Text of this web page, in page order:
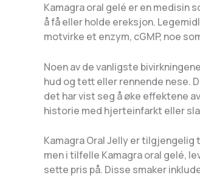
Kamagra oral gelé er en medisin
å få eller holde ereksjon.
motvirke et enzym, cGMP, noe
Noen av de vanligste
hud og tett eller rennende nese.
det har vist seg å øke effektene
historie med hjerteinfarkt eller
Kamagra Oral Jelly er tilgjengelig
men i tilfelle Kamagra oral gelé,
sette pris på. Disse smaker